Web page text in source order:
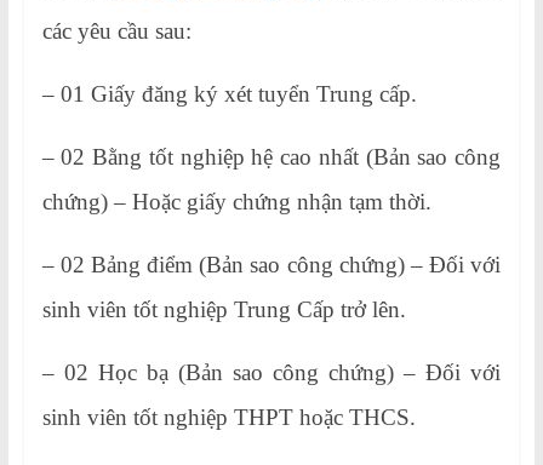
các yêu cầu sau:
– 01 Giấy đăng ký xét tuyển Trung cấp.
– 02 Bằng tốt nghiệp hệ cao nhất (Bản sao công
chứng) – Hoặc giấy chứng nhận tạm thời.
– 02 Bảng điểm (Bản sao công chứng) – Đối với
sinh viên tốt nghiệp Trung Cấp trở lên.
– 02 Học bạ (Bản sao công chứng) – Đối với
sinh viên tốt nghiệp THPT hoặc THCS.